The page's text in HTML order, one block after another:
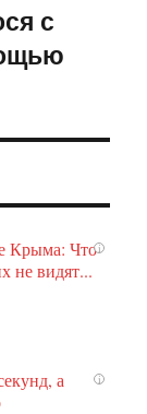
с
i
Крыма: Что
не видят...
i
а